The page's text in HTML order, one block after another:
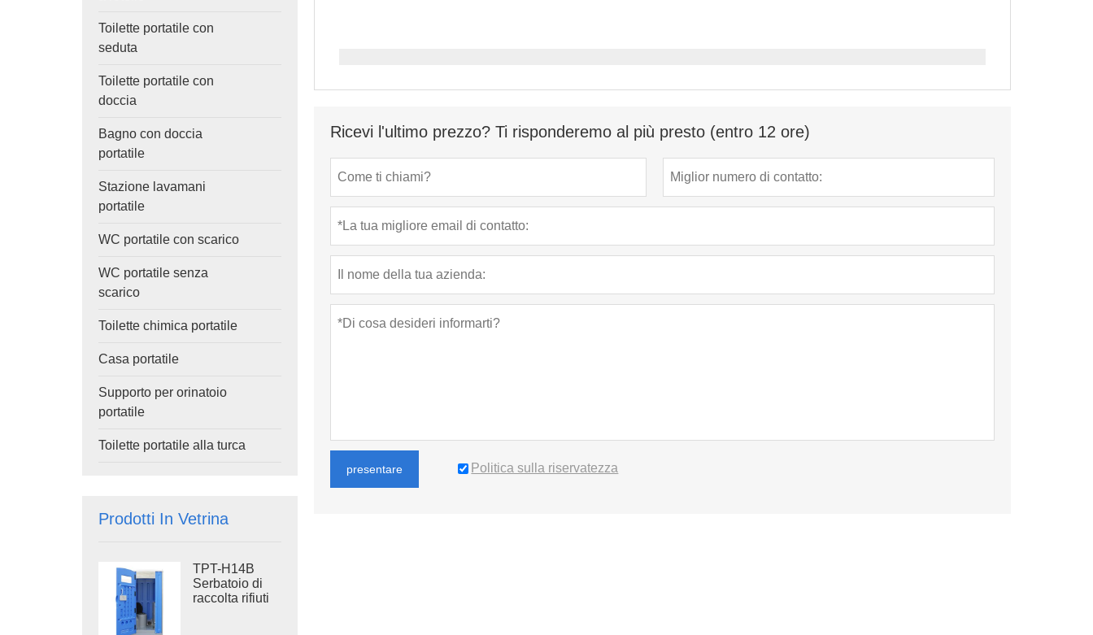
Toilette portatile con
seduta
Toilette portatile con
doccia
Bagno con doccia
portatile
Stazione lavamani
portatile
WC portatile con scarico
WC portatile senza
scarico
Toilette chimica portatile
Casa portatile
Supporto per orinatoio
portatile
Toilette portatile alla turca
Prodotti In Vetrina
TPT-H14B
Serbatoio di
raccolta rifiuti
Ricevi l'ultimo prezzo? Ti risponderemo al più presto (entro 12 ore)
presentare Politica sulla riservatezza